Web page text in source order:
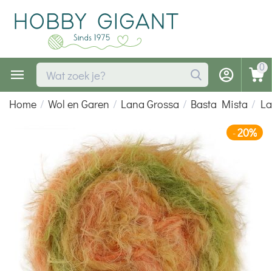
0
Home / Wol en Garen / Lana Grossa / Basta Mista /
-20%